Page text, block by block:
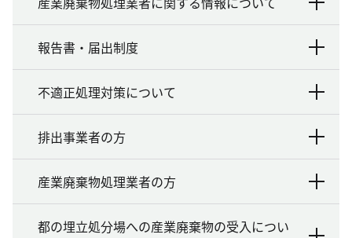
報告書・届出制度
不適正処理対策について
排出事業者の方
産業廃棄物処理業者の方
都の埋立処分場への産業廃棄物の受入につい